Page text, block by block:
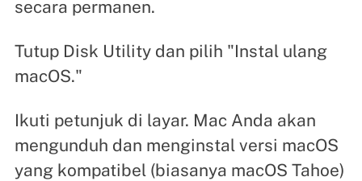
secara permanen.
Tutup Disk Utility dan pilih "Instal ulang
macOS."
Ikuti petunjuk di layar. Mac Anda akan
mengunduh dan menginstal versi macOS
yang kompatibel (biasanya macOS Tahoe)